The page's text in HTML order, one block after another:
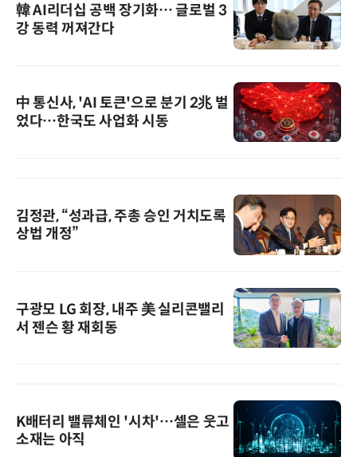
韓 AI리더십 공백 장기화… 글로벌 3
강 동력 꺼져간다
中 통신사, 'AI 토큰'으로 분기 2兆 벌
었다…한국도 사업화 시동
김정관, “성과급, 주총 승인 거치도록
상법 개정”
구광모 LG 회장, 내주 美 실리콘밸리
서 젠슨 황 재회동
K배터리 밸류체인 '시차'…셀은 웃고
소재는 아직